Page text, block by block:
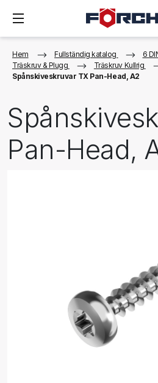
Hem Fullständig katalog
6
Träskruv & Plugg
Träskruv Kullrig
Spånskiveskruvar TX Pan-Head, A2
Pan-Head,